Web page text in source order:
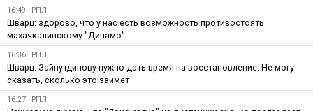
16:49 РПЛ
Шварц: здорово, что у нас есть возможность противостоять
махачкалинскому "Динамо"
16:36 РПЛ
Шварц: Зайнутдинову нужно дать время на восстановление. Не могу
сказать, сколько это займёт
16:27 РПЛ